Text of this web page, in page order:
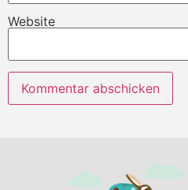
Website